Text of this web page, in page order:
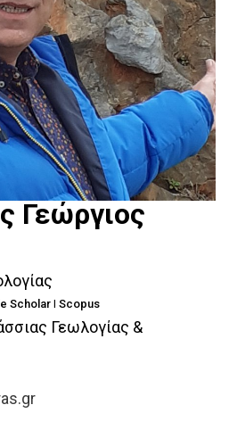
Γεώργιος
ScholarI Scopus
Γεωλογίας &